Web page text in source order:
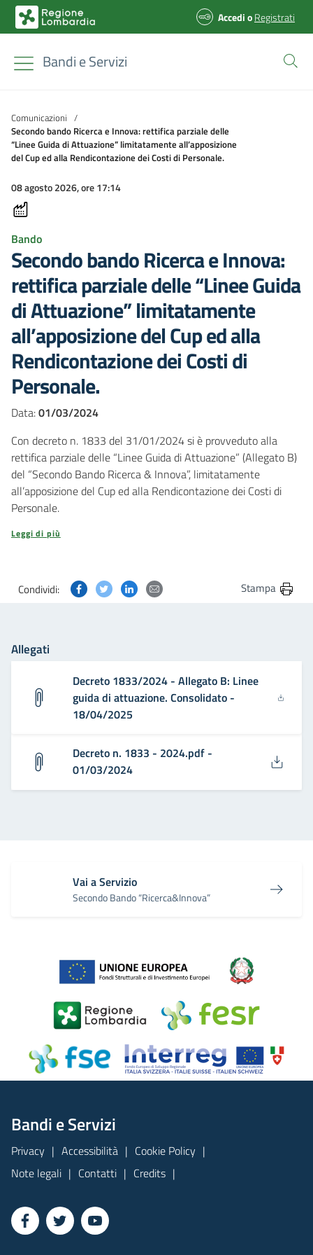
AccedioRegistrati
Bandi e Servizi
Comunicazioni /
Secondo bando Ricerca e Innova: rettifica parziale delle
“Linee Guida di Attuazione” limitatamente all’apposizione
del Cup ed alla Rendicontazione dei Costi di Personale.
08 agosto 2026, ore 17:14
Bando
Secondo bando Ricerca e Innova:
rettifica parziale delle “Linee Guida
di Attuazione” limitatamente
all’apposizione del Cup ed alla
Rendicontazione dei Costi di
Personale.
Data:01/03/2024
Con decreto n. 1833 del 31/01/2024 si è provveduto alla
rettifica parziale delle “Linee Guida di Attuazione” (Allegato B)
del “Secondo Bando Ricerca & Innova”, limitatamente
all’apposizione del Cup ed alla Rendicontazione dei Costi di
Personale.
Leggi di più
Condividi: Condividi questa pagina su Facebook
Condividi questa pagina su Twitter
Condividi questa pagina su Linkedin
Condividi questa pagina via
Stampa
Allegati
Decreto 1833/2024 - Allegato B: Linee
guida di attuazione. Consolidato -
18/04/2025
Decreto n. 1833 - 2024.pdf -
01/03/2024
Vai a Servizio
Secondo Bando “Ricerca&Innova”
Bandi e Servizi
Privacy Accessibilità
Cookie Policy
Note legali
Contatti Credits